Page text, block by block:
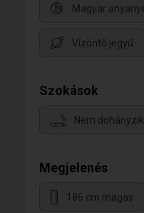
Magyar
Vízöntő jegyű
Szokások
Nem dohányzik
Megjelenés
186 cm magas